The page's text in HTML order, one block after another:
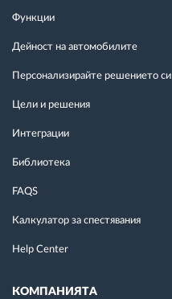
Функции
Дейност на автомобилите
Персонализирайте решението си
Цели и решения
Интеграции
Библиотека
FAQS
Калкулатор за спестявания
Help Center
КОМПАНИЯТА